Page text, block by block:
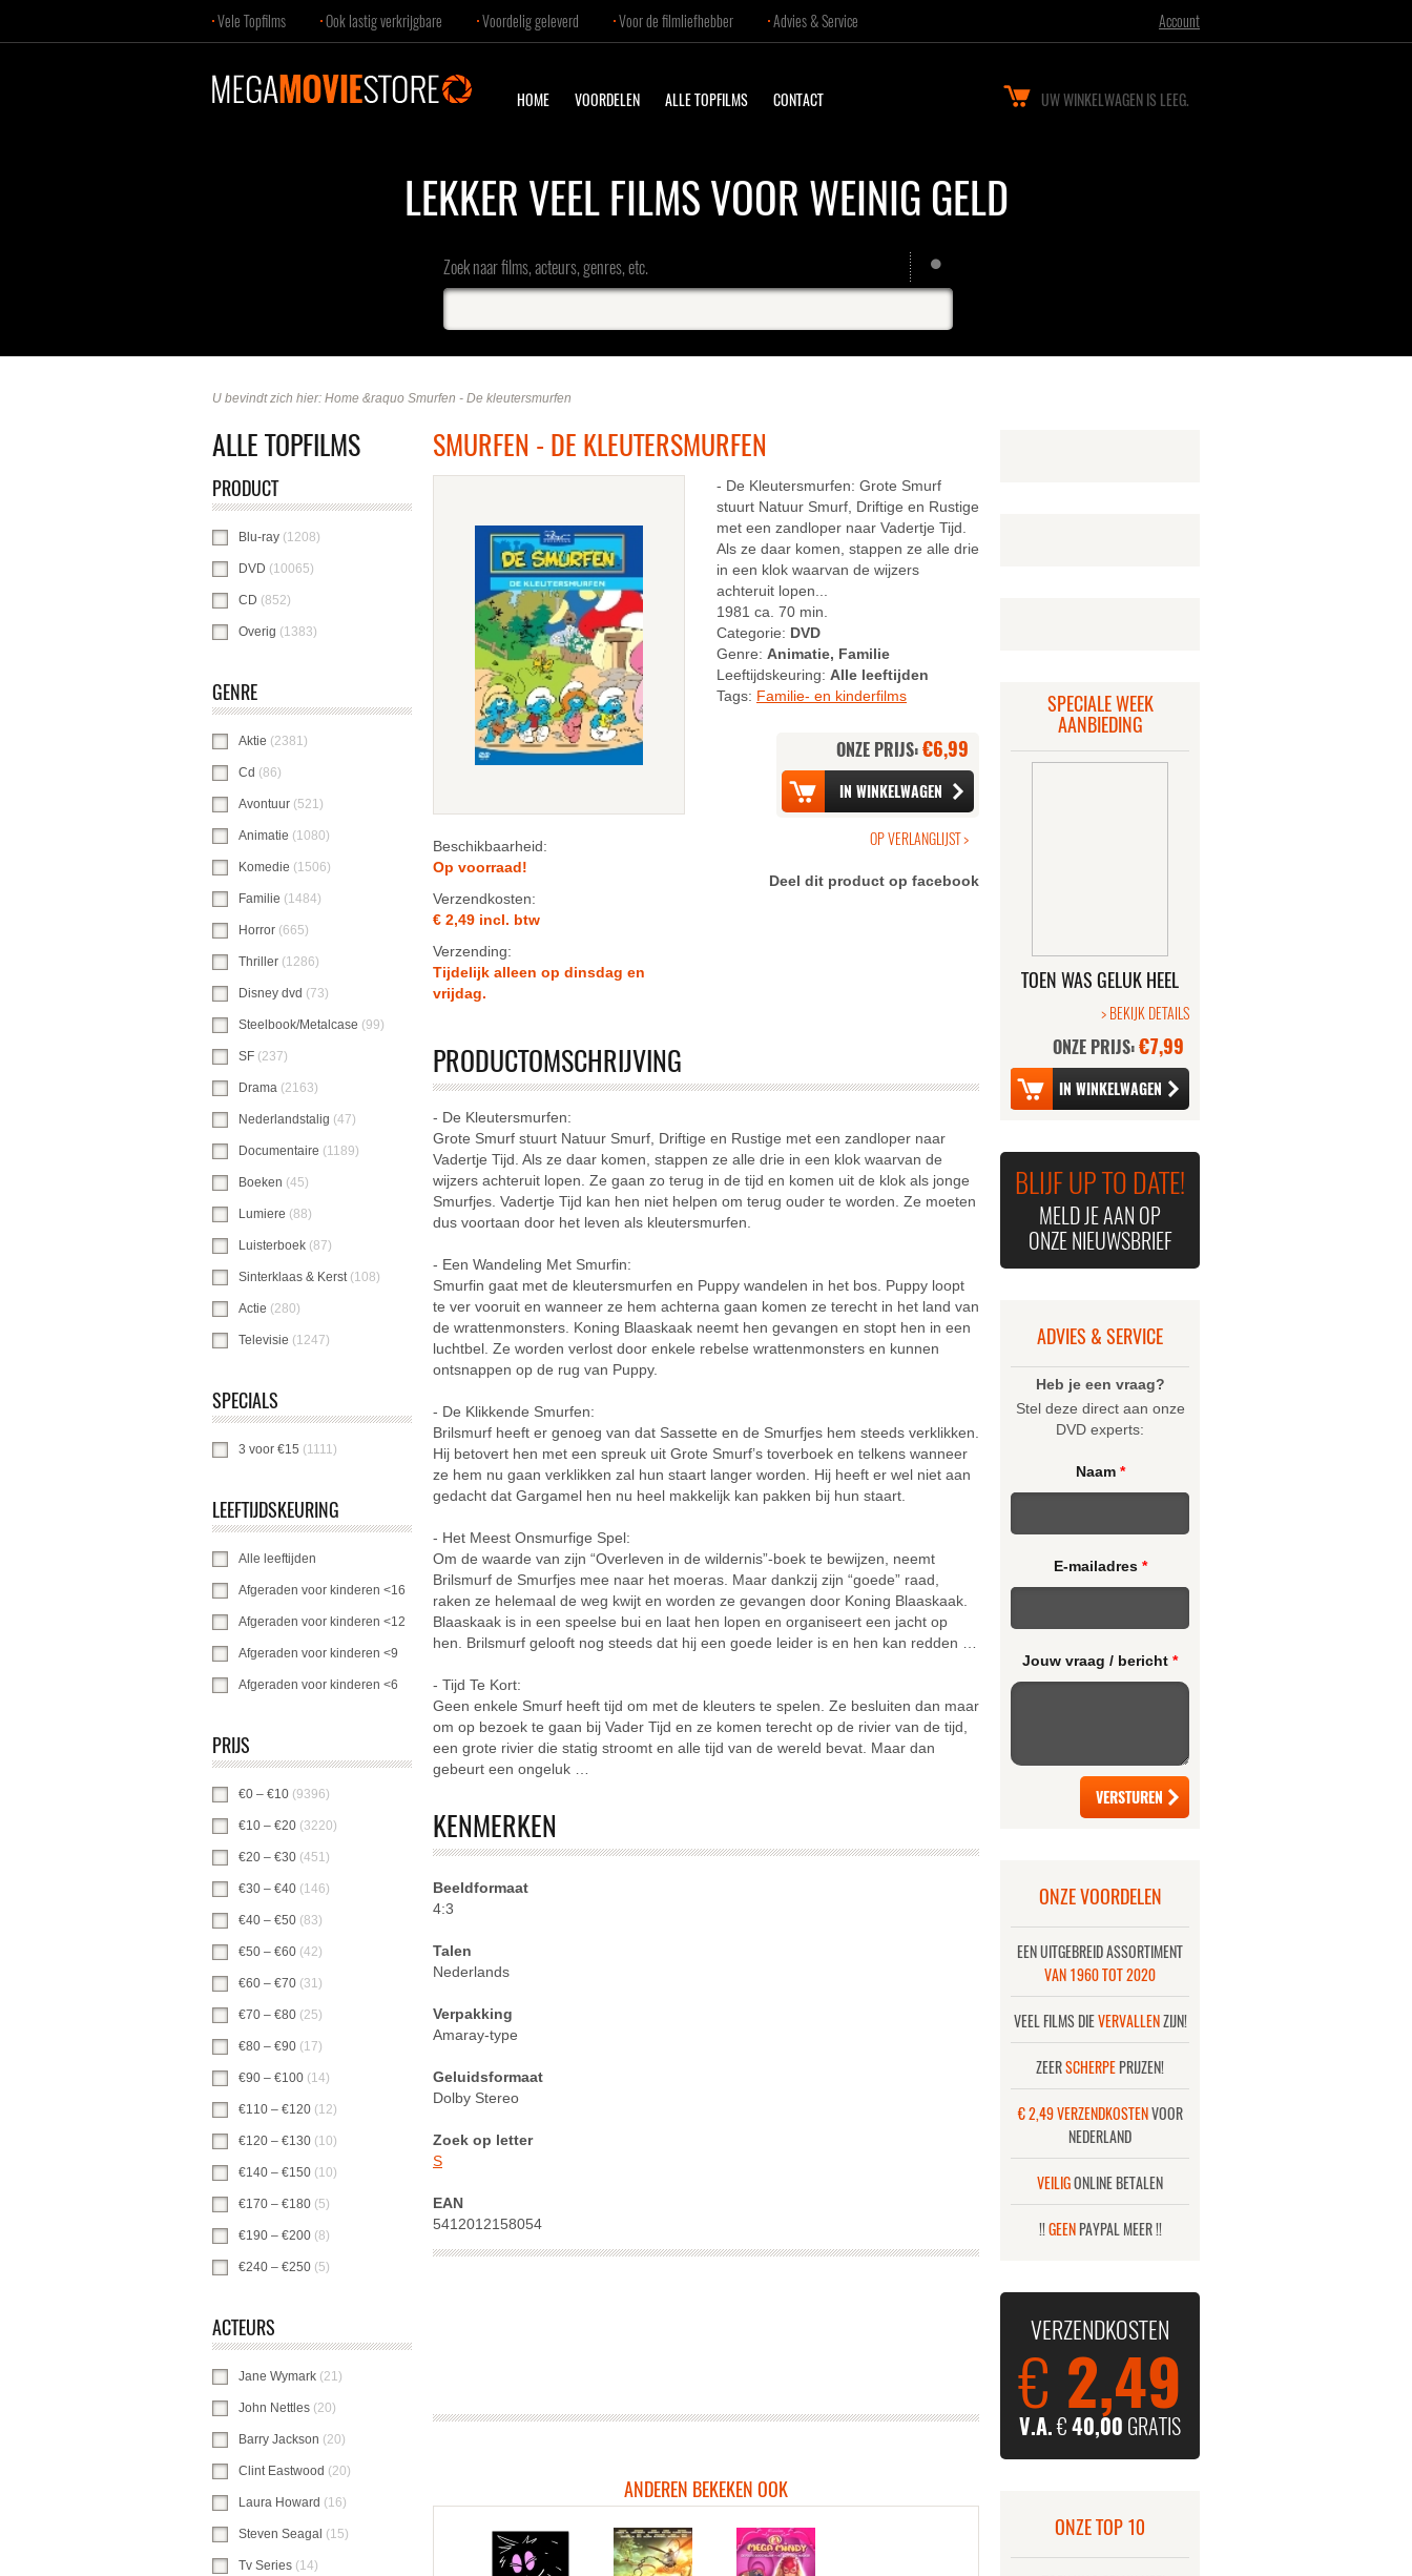
Account
Vele Topfilms Ook lastig verkrijgbare Voordelig geleverd Voor de filmliefhebber Advies & Service
HOME VOORDELEN ALLE TOPFILMS CONTACT UW WINKELWAGEN IS LEEG.
LEKKER VEEL FILMS VOOR WEINIG GELD
Zoek naar films, acteurs, genres, etc.
U bevindt zich hier: Home &raquo Smurfen - De kleutersmurfen
ALLE TOPFILMS
PRODUCT
Blu-ray (1208)
DVD (10065)
CD (852)
Overig (1383)
GENRE
Aktie (2381)
Cd (86)
Avontuur (521)
Animatie (1080)
Komedie (1506) Komedie-filter toepassen
Familie (1484) Familie-filter toepassen
Horror (665)
Thriller (1286)
Disney dvd (73) Disney dvd-filter toepassen
Steelbook/Metalcase (99)
SF (237)
Drama (2163) Drama-filter toepassen
Nederlandstalig (47) Nederlandstalig-filter toepassen
Documentaire (1189) Documentaire-filter toepassen
Boeken (45) Boeken-filter toepassen
Lumiere (88) Lumiere-filter toepassen
Luisterboek (87)
Sinterklaas & Kerst (108) Sinterklaas & Kerst-filter toepassen
Actie (280)
Televisie (1247) Televisie-filter toepassen
SPECIALS
3 voor €15 (1111) 3 voor €15-filter toepassen
LEEFTIJDSKEURING
Alle leeftijden Alle leeftijden-filter toepassen
Afgeraden voor kinderen <16 Afgeraden voor kinderen <16-filter toepassen
Afgeraden voor kinderen <12 Afgeraden voor kinderen <12-filter toepassen
Afgeraden voor kinderen <9 Afgeraden voor kinderen <9-filter toepassen
Afgeraden voor kinderen <6 Afgeraden voor kinderen <6-filter toepassen
PRIJS
€0 – €10 (9396)
€10 – €20 (3220) €10 – €20 -filter toepassen
€20 – €30 (451) €20 – €30 -filter toepassen
€30 – €40 (146) €30 – €40 -filter toepassen
€40 – €50 (83)
€50 – €60 (42) €50 – €60 -filter toepassen
€60 – €70 (31)
€70 – €80 (25) €70 – €80 -filter toepassen
€80 – €90 (17)
€90 – €100 (14) €90 – €100 -filter toepassen
€110 – €120 (12) €110 – €120 -filter toepassen
€120 – €130 (10) €120 – €130 -filter toepassen
€140 – €150 (10) €140 – €150 -filter toepassen
€170 – €180 (5) €170 – €180 -filter toepassen
€190 – €200 (8)
€240 – €250 (5)
ACTEURS
Jane Wymark (21)
John Nettles (20)
Barry Jackson (20)
Clint Eastwood (20)
Laura Howard (16) Laura Howard-filter toepassen
Steven Seagal (15) Steven Seagal-filter toepassen
Tv Series (14)
SMURFEN - DE KLEUTERSMURFEN
Beschikbaarheid:
Op voorraad!
Verzendkosten:
€ 2,49 incl. btw
Verzending:
Tijdelijk alleen op dinsdag en
vrijdag.
- De Kleutersmurfen: Grote Smurf
stuurt Natuur Smurf, Driftige en Rustige
met een zandloper naar Vadertje Tijd.
Als ze daar komen, stappen ze alle drie
in een klok waarvan de wijzers
achteruit lopen...
1981 ca. 70 min.
Categorie: DVD
Genre: Animatie, Familie
Leeftijdskeuring: Alle leeftijden
Tags: Familie- en kinderfilms
ONZE PRIJS:€6,99
Deel dit product op facebook
PRODUCTOMSCHRIJVING
- De Kleutersmurfen:
Grote Smurf stuurt Natuur Smurf, Driftige en Rustige met een zandloper naar
Vadertje Tijd. Als ze daar komen, stappen ze alle drie in een klok waarvan de
wijzers achteruit lopen. Ze gaan zo terug in de tijd en komen uit de klok als jonge
Smurfjes. Vadertje Tijd kan hen niet helpen om terug ouder te worden. Ze moeten
dus voortaan door het leven als kleutersmurfen.
- Een Wandeling Met Smurfin:
Smurfin gaat met de kleutersmurfen en Puppy wandelen in het bos. Puppy loopt
te ver vooruit en wanneer ze hem achterna gaan komen ze terecht in het land van
de wrattenmonsters. Koning Blaaskaak neemt hen gevangen en stopt hen in een
luchtbel. Ze worden verlost door enkele rebelse wrattenmonsters en kunnen
ontsnappen op de rug van Puppy.
- De Klikkende Smurfen:
Brilsmurf heeft er genoeg van dat Sassette en de Smurfjes hem steeds verklikken.
Hij betovert hen met een spreuk uit Grote Smurf’s toverboek en telkens wanneer
ze hem nu gaan verklikken zal hun staart langer worden. Hij heeft er wel niet aan
gedacht dat Gargamel hen nu heel makkelijk kan pakken bij hun staart.
- Het Meest Onsmurfige Spel:
Om de waarde van zijn “Overleven in de wildernis”-boek te bewijzen, neemt
Brilsmurf de Smurfjes mee naar het moeras. Maar dankzij zijn “goede” raad,
raken ze helemaal de weg kwijt en worden ze gevangen door Koning Blaaskaak.
Blaaskaak is in een speelse bui en laat hen lopen en organiseert een jacht op
hen. Brilsmurf gelooft nog steeds dat hij een goede leider is en hen kan redden …
- Tijd Te Kort:
Geen enkele Smurf heeft tijd om met de kleuters te spelen. Ze besluiten dan maar
om op bezoek te gaan bij Vader Tijd en ze komen terecht op de rivier van de tijd,
een grote rivier die statig stroomt en alle tijd van de wereld bevat. Maar dan
gebeurt een ongeluk …
KENMERKEN
Beeldformaat
4:3
Talen
Nederlands
Verpakking
Amaray-type
Geluidsformaat
Dolby Stereo
Zoek op letter
S
EAN
5412012158054
ANDEREN BEKEKEN OOK
SPECIALE WEEK
AANBIEDING
TOEN WAS GELUK HEEL
GEWOON - DE FILM
> BEKIJK DETAILS
ONZE PRIJS:€7,99
BLIJF UP TO DATE!
MELD JE AAN OP
ONZE NIEUWSBRIEF
ADVIES & SERVICE
Heb je een vraag?
Stel deze direct aan onze
DVD experts:
Naam *
E-mailadres *
Jouw vraag / bericht *
ONZE VOORDELEN
EEN UITGEBREID ASSORTIMENT
VAN 1960 TOT 2020
VEEL FILMS DIEVERVALLENZIJN!
ZEERSCHERPEPRIJZEN!
€ 2,49 VERZENDKOSTENVOOR
NEDERLAND
VEILIGONLINE BETALEN
!!GEENPAYPAL MEER !!
VERZENDKOSTEN
€ 2,49
V.A.€40,00 GRATIS
ONZE TOP 10